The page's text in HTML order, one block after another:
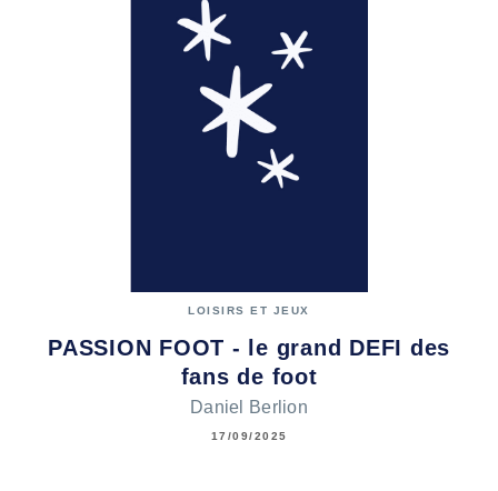
LOISIRS ET JEUX
PASSION FOOT - le grand DEFI des
fans de foot
Daniel Berlion
17/09/2025